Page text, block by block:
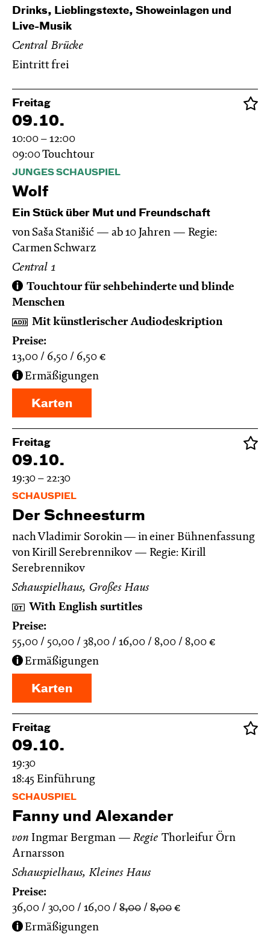
Drinks, Lieblingstexte, Showeinlagen und
Live-Musik
Central Brücke
Eintritt frei
Freitag
09.10.
10:00 – 12:00
09:00Touchtour
JUNGES SCHAUSPIEL
Wolf
Ein Stück über Mut und Freundschaft
von Saša Stanišić ab 10 Jahren
Regie:
Carmen Schwarz
Central 1
Touchtour für sehbehinderte und blinde
Menschen
Mit künstlerischer Audiodeskription
Preise:
13,00
6,50 6,50 €
Ermäßigungen
Karten
Freitag
09.10.
19:30 – 22:30
SCHAUSPIEL
Der Schnee­sturm
nach Vladimir Sorokin — in einer Bühnenfassung
von Kirill Serebrennikov
Regie: Kirill
Serebrennikov
Schauspielhaus, Großes Haus
With English surtitles
Preise:
55,00
50,00 38,00 16,00 8,00 8,00 €
Ermäßigungen
Karten
Freitag
09.10.
19:30
18:45 Einführung
SCHAUSPIEL
Fanny und Alexander
von Ingmar Bergman Regie Thorleifur Örn
Arnarsson
Schauspielhaus, Kleines Haus
Preise:
36,00
30,00 16,00 8,00 8,00 €
Ermäßigungen